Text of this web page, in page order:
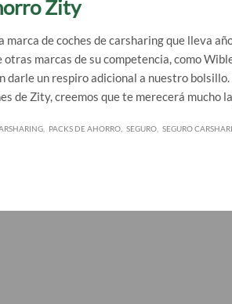
Zity
marca de coches de carsharing que lleva
marcas de su competencia, como
darle un respiro adicional a nuestro bolsillo.
de Zity, creemos que te merecerá mucho
PACKS DE AHORRO SEGURO SEGURO